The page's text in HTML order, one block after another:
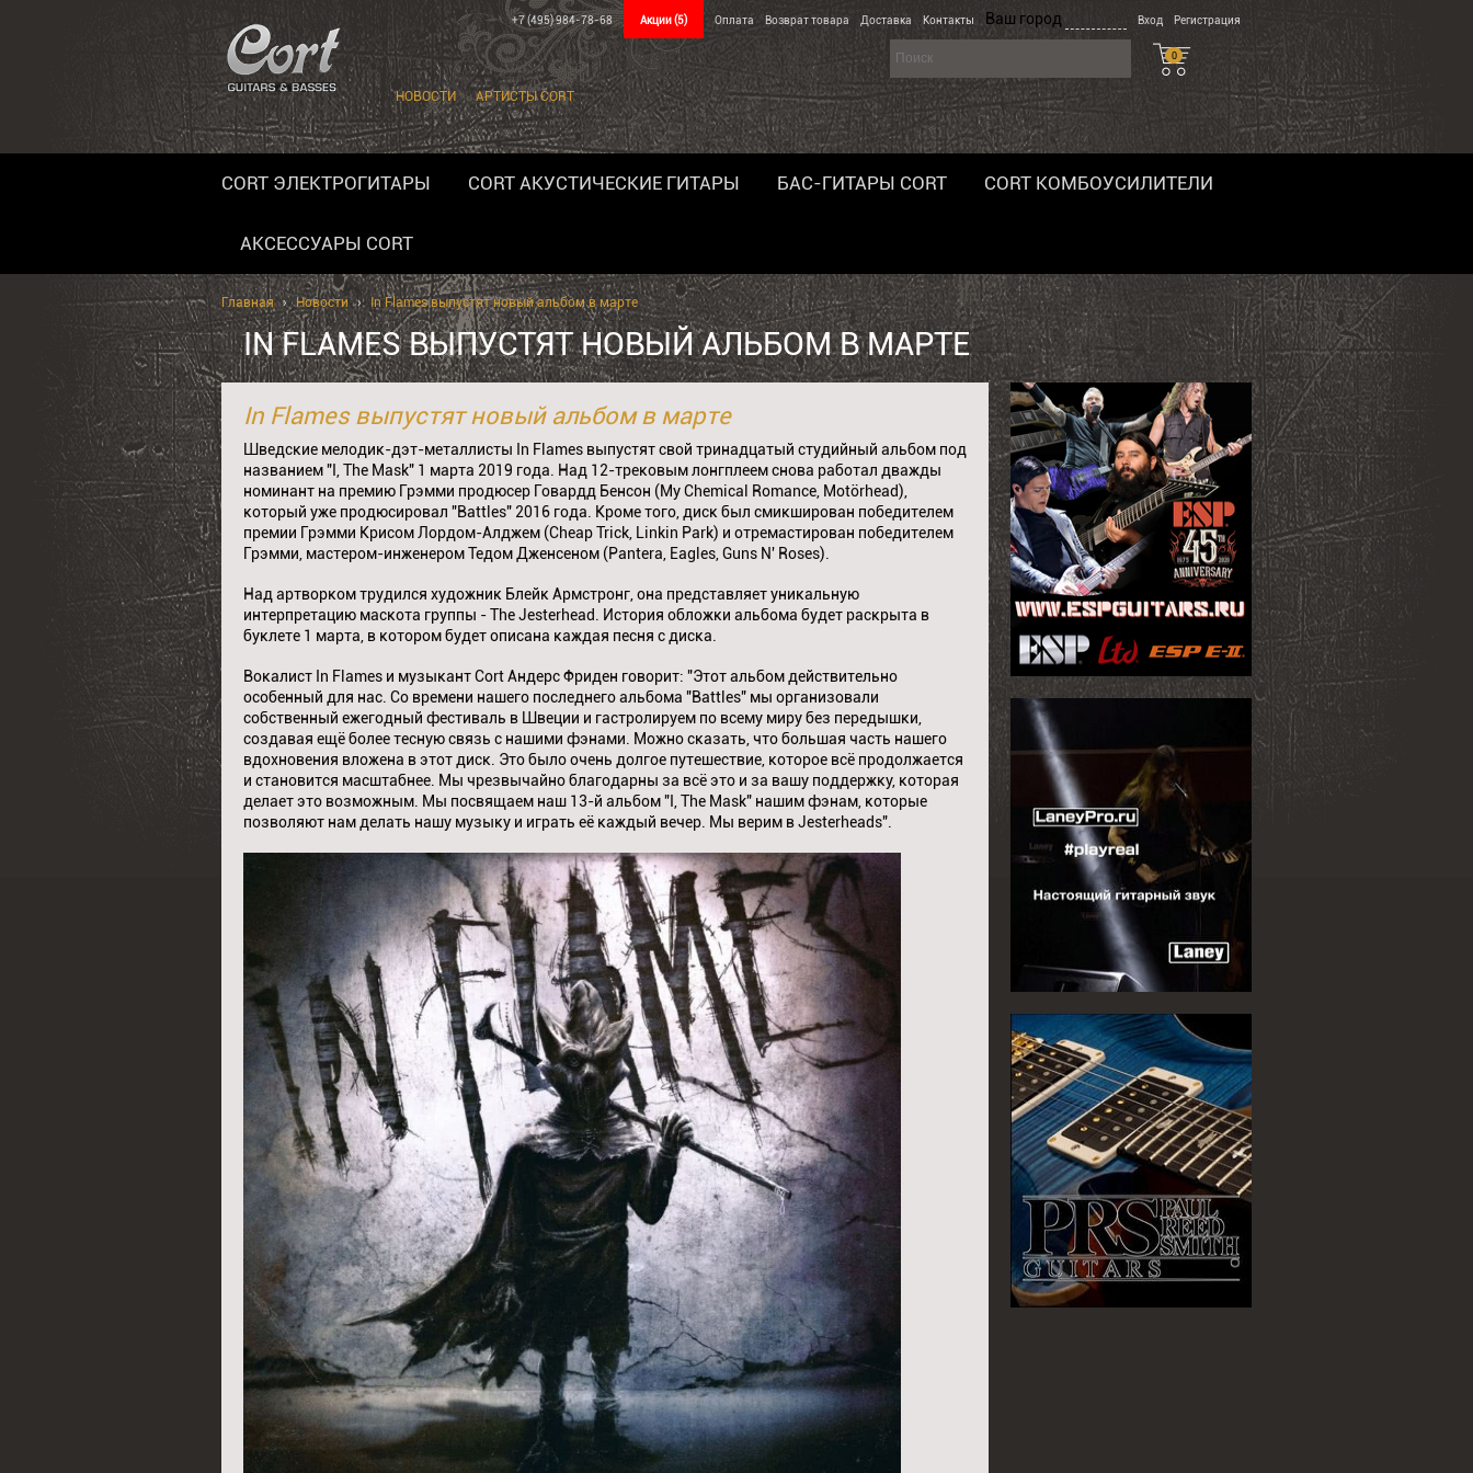
+7 (495) 984-78-68 Акции(5) Оплата Возврат товара Доставка Контакты Ваш город Вход Регистрация
НОВОСТИ АРТИСТЫ CORT
0
CORT ЭЛЕКТРОГИТАРЫ CORT АКУСТИЧЕСКИЕ ГИТАРЫ БАС-ГИТАРЫ CORT CORT КОМБОУСИЛИТЕЛИ
АКСЕССУАРЫ CORT
Главная › Новости › In Flames выпустят новый альбом в марте
IN FLAMES ВЫПУСТЯТ НОВЫЙ АЛЬБОМ В МАРТЕ
In Flames выпустят новый альбом в марте
Шведские мелодик-дэт-металлисты In Flames выпустят свой тринадцатый студийный альбом под
названием "I, The Mask" 1 марта 2019 года. Над 12-трековым лонгплеем снова работал дважды
номинант на премию Грэмми продюсер Говардд Бенсон (My Chemical Romance, Motörhead),
который уже продюсировал "Battles" 2016 года. Кроме того, диск был смикширован победителем
премии Грэмми Крисом Лордом-Алджем (Cheap Trick, Linkin Park) и отремастирован победителем
Грэмми, мастером-инженером Тедом Дженсеном (Pantera, Eagles, Guns N' Roses).
Над артворком трудился художник Блейк Армстронг, она представляет уникальную
интерпретацию маскота группы - The Jesterhead. История обложки альбома будет раскрыта в
буклете 1 марта, в котором будет описана каждая песня с диска.
Вокалист In Flames и музыкант Cort Андерс Фриден говорит: "Этот альбом действительно
особенный для нас. Со времени нашего последнего альбома "Battles" мы организовали
собственный ежегодный фестиваль в Швеции и гастролируем по всему миру без передышки,
создавая ещё более тесную связь с нашими фэнами. Можно сказать, что большая часть нашего
вдохновения вложена в этот диск. Это было очень долгое путешествие, которое всё продолжается
и становится масштабнее. Мы чрезвычайно благодарны за всё это и за вашу поддержку, которая
делает это возможным. Мы посвящаем наш 13-й альбом "I, The Mask" нашим фэнам, которые
позволяют нам делать нашу музыку и играть её каждый вечер. Мы верим в Jesterheads".